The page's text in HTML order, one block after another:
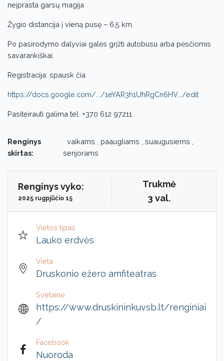
neįprasta garsų magija
Žygio distancija į vieną pusę – 6,5 km.
Po pasirodymo dalyviai galės grįžti autobusu arba pėsčiomis
savarankiškai.
Registracija: spausk čia
https://docs.google.com/.../1eYAR3h1UhRgCn6HV.../edit
Pasiteirauti galima tel. +370 612 97211
Renginys
skirtas:
vaikams , paaugliams , suaugusiems ,
senjorams
Renginys vyko:
2025 rugpjūčio 15
Trukmė
3 val.
Vietos tipas
Lauko erdvės
Vieta
Druskonio ežero amfiteatras
Svetainė
https://www.druskininkuvsb.lt/renginiai
/
Facebook
Nuoroda